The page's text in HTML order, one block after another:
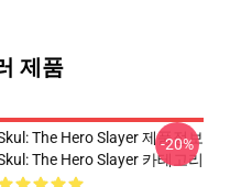
제품
The Hero Slayer 제품정보
The Hero Slayer 카테고리
-20%